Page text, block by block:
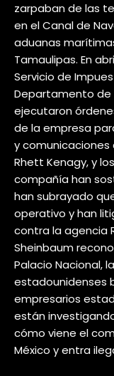
zarpaban de las
en el Canal de
aduanas
Tamaulipas. En
Servicio de
Departamento de
ejecutaron
de la empresa
y comunicaciones
Rhett Kenagy, y
compañía han
han subrayado
operativo y han
contra la agencia
Sheinbaum
Palacio Nacional,
estadounidenses
empresarios
están
cómo viene el
México y entra